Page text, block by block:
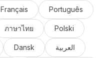
Français Português
ภาษาไทย Polski
Dansk العربية